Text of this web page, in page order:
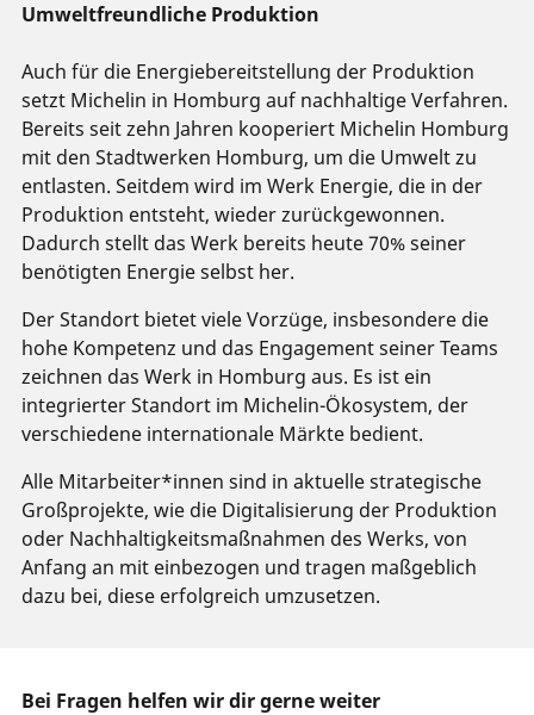
Umweltfreundliche Produktion
Auch für die Energiebereitstellung der Produktion
setzt Michelin in Homburg auf nachhaltige Verfahren.
Bereits seit zehn Jahren kooperiert Michelin Homburg
mit den Stadtwerken Homburg, um die Umwelt zu
entlasten. Seitdem wird im Werk Energie, die in der
Produktion entsteht, wieder zurückgewonnen.
Dadurch stellt das Werk bereits heute 70% seiner
benötigten Energie selbst her.
Der Standort bietet viele Vorzüge, insbesondere die
hohe Kompetenz und das Engagement seiner Teams
zeichnen das Werk in Homburg aus. Es ist ein
integrierter Standort im Michelin-Ökosystem, der
verschiedene internationale Märkte bedient.
Alle Mitarbeiter*innen sind in aktuelle strategische
Großprojekte, wie die Digitalisierung der Produktion
oder Nachhaltigkeitsmaßnahmen des Werks, von
Anfang an mit einbezogen und tragen maßgeblich
dazu bei, diese erfolgreich umzusetzen.
Bei Fragen helfen wir dir gerne weiter